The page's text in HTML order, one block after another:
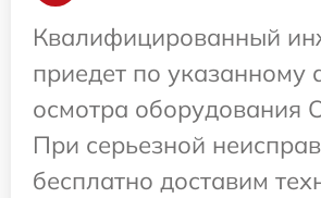
Квалифицированный
приедет по указанному
осмотра оборудования
При серьезной
бесплатно доставим